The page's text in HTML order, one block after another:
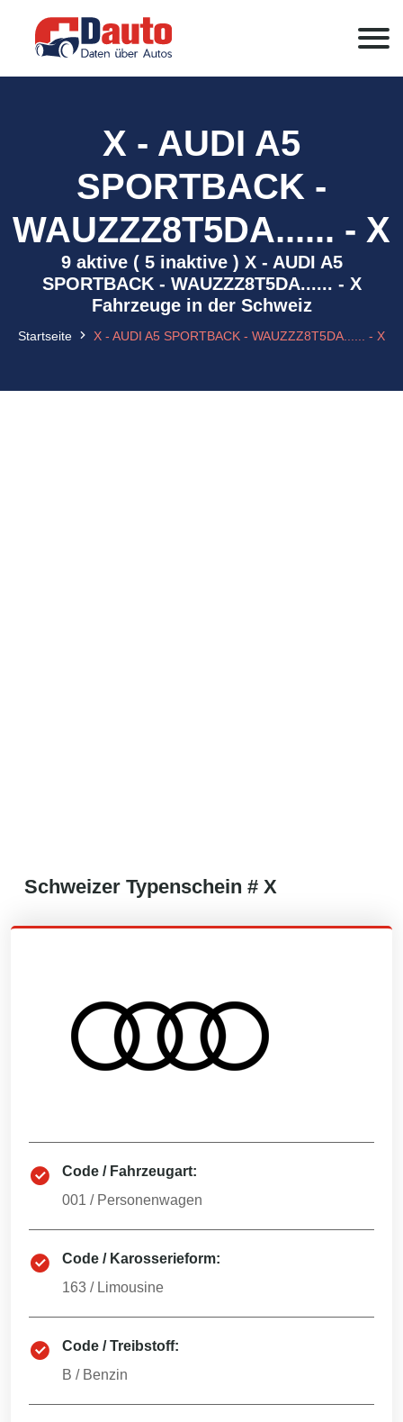
X - AUDI A5
SPORTBACK -
WAUZZZ8T5DA...... - X
9 aktive ( 5 inaktive ) X - AUDI A5
SPORTBACK - WAUZZZ8T5DA...... - X
Fahrzeuge in der Schweiz
Startseite X - AUDI A5 SPORTBACK - WAUZZZ8T5DA...... - X
Schweizer Typenschein # X
Code / Fahrzeugart:
001 / Personenwagen
Code / Karosserieform:
163 / Limousine
Code / Treibstoff:
B / Benzin